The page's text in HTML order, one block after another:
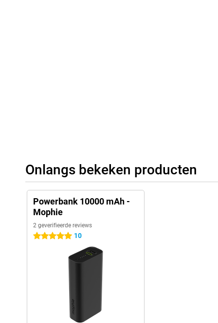
Onlangs bekeken producten
Powerbank 10000 mAh -
Mophie
2 geverifieerde reviews
5 sterren 10